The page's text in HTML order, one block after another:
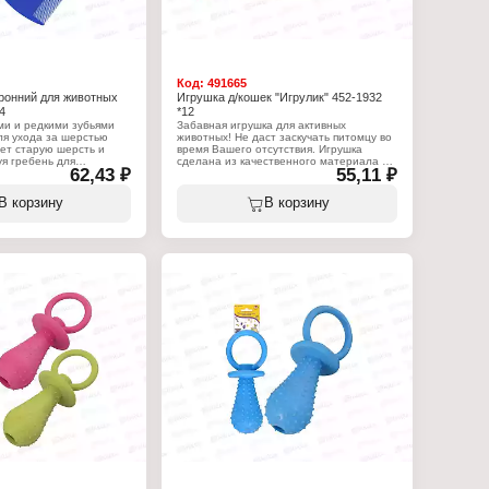
смазывания вымени
с целью
для животных
и редкими зубьями
ухода за шерстью
старую шерсть и
гребень для
вы легко и бережно
из шерсти питомца.
на несколько
следует
перед первым
мыть по мере
(полипропилен)
62,43 ₽
В корзину
Код:491665
Игрушка д/кошек "Игрулик" 452-1932
*12
Забавная игрушка для активных
животных! Не даст заскучать питомцу во
время Вашего отсутствия. Игрушка
сделана из качественного материала и
абсолютно безопасна для здоровья
питомца. Заряд положительных эмоций
Вашему домашнему любимцу
Артикул: 452-1932
Длина (без перышек): 8 см
Особенность: с перышками
Материал: сизаль, пластик, перо
55,11 ₽
В корзину